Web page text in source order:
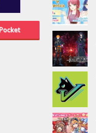
Pocket